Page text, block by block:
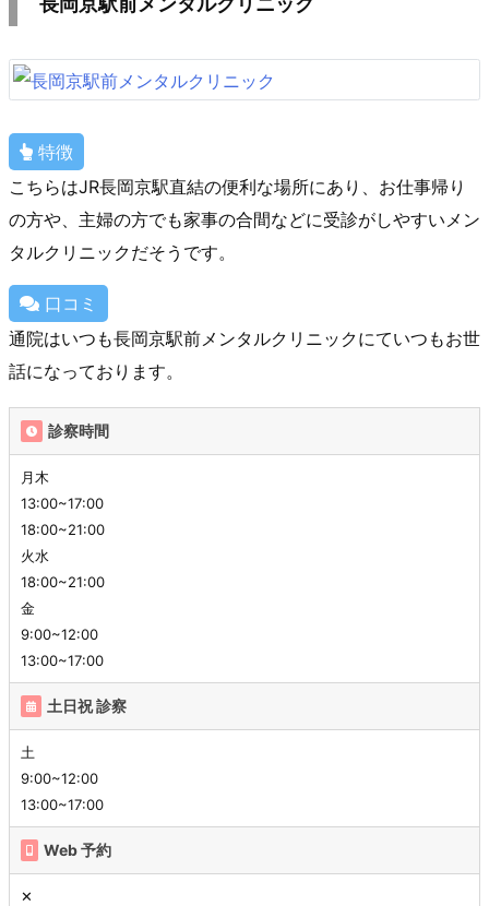
特徴
こちらはJR長岡京駅直結の便利な場所にあり、お仕事帰り
の方や、主婦の方でも家事の合間などに受診がしやすいメン
タルクリニックだそうです。
口コミ
通院はいつも長岡京駅前メンタルクリニックにていつもお世
話になっております。
診察時間
月木
13:00~17:00
18:00~21:00
火水
18:00~21:00
金
9:00~12:00
13:00~17:00
土日祝 診察
土
9:00~12:00
13:00~17:00
Web 予約
✕